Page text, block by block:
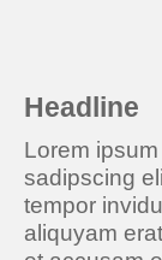
Headline
Lorem
sadipscing
tempor
aliquyam